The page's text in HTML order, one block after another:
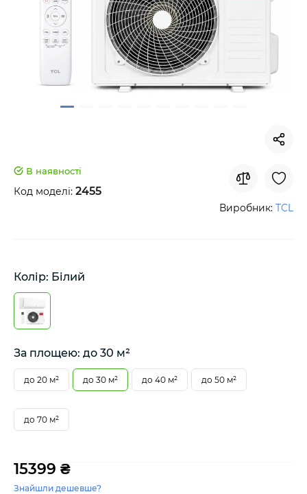
В наявності
Код моделі: 2455
Виробник: TCL
Колір: Білий
За площею: до 30 м²
до 20 м² до 30 м² до 40 м² до 50 м²
до 70 м²
15399 ₴
Знайшли дешевше?